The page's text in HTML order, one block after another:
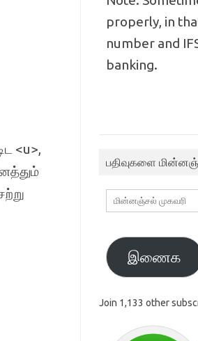
<u>,
properly, in
number and
banking.
பதிவுகளை
மின்னஞ்சல்
முகவரி
இணைக
Join 1,133 other